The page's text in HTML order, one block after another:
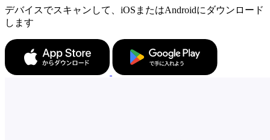
デバイスでスキャンして、iOSまたはAndroidにダウンロード
します